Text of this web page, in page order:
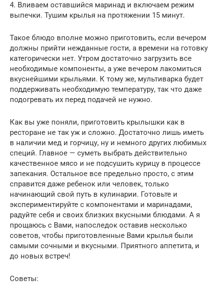
4. Вливаем оставшийся маринад и включаем режим
выпечки. Тушим крылья на протяжении 15 минут.
Такое блюдо вполне можно приготовить, если вечером
должны прийти нежданные гости, а времени на готовку
категорически нет. Утром достаточно загрузить все
необходимые компоненты, а уже вечером лакомиться
вкуснейшими крыльями. К тому же, мультиварка будет
поддерживать необходимую температуру, так что даже
подогревать их перед подачей не нужно.
Как вы уже поняли, приготовить крылышки как в
ресторане не так уж и сложно. Достаточно лишь иметь
в наличии мед и горчицу, ну и немного других любимых
специй. Главное — суметь выбрать действительно
качественное мясо и не подсушить курицу в процессе
запекания. Остальное все предельно просто, с этим
справится даже ребенок или человек, только
начинающий свой путь в кулинарии. Готовьте и
экспериментируйте с компонентами и маринадами,
радуйте себя и своих близких вкусными блюдами. А я
прощаюсь с Вами, напоследок оставив несколько
советов, чтобы приготовленные Вами крылья были
самыми сочными и вкусными. Приятного аппетита, и
до новых встреч!
Советы: